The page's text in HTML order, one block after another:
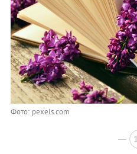
Фото: pexels.com